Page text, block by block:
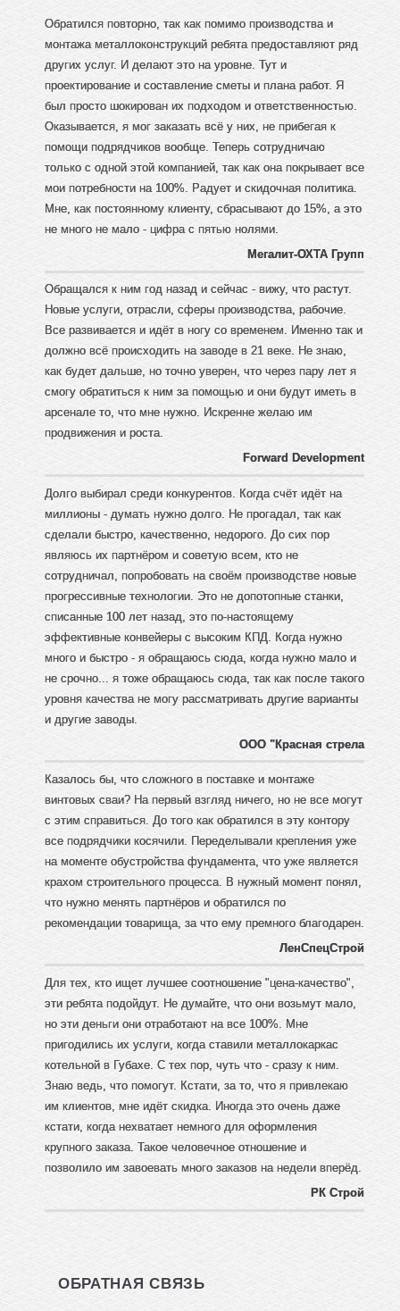
Обратился повторно, так как помимо производства и
монтажа металлоконструкций ребята предоставляют ряд
других услуг. И делают это на уровне. Тут и
проектирование и составление сметы и плана работ. Я
был просто шокирован их подходом и ответственностью.
Оказывается, я мог заказать всё у них, не прибегая к
помощи подрядчиков вообще. Теперь сотрудничаю
только с одной этой компанией, так как она покрывает все
мои потребности на 100%. Радует и скидочная политика.
Мне, как постоянному клиенту, сбрасывают до 15%, а это
не много не мало - цифра с пятью нолями.
Мегалит-ОХТА Групп
Обращался к ним год назад и сейчас - вижу, что растут.
Новые услуги, отрасли, сферы производства, рабочие.
Все развивается и идёт в ногу со временем. Именно так и
должно всё происходить на заводе в 21 веке. Не знаю,
как будет дальше, но точно уверен, что через пару лет я
смогу обратиться к ним за помощью и они будут иметь в
арсенале то, что мне нужно. Искренне желаю им
продвижения и роста.
Forward Development
Долго выбирал среди конкурентов. Когда счёт идёт на
миллионы - думать нужно долго. Не прогадал, так как
сделали быстро, качественно, недорого. До сих пор
являюсь их партнёром и советую всем, кто не
сотрудничал, попробовать на своём производстве новые
прогрессивные технологии. Это не допотопные станки,
списанные 100 лет назад, это по-настоящему
эффективные конвейеры с высоким КПД. Когда нужно
много и быстро - я обращаюсь сюда, когда нужно мало и
не срочно... я тоже обращаюсь сюда, так как после такого
уровня качества не могу рассматривать другие варианты
и другие заводы.
ООО "Красная стрела
Казалось бы, что сложного в поставке и монтаже
винтовых сваи? На первый взгляд ничего, но не все могут
с этим справиться. До того как обратился в эту контору
все подрядчики косячили. Переделывали крепления уже
на моменте обустройства фундамента, что уже является
крахом строительного процесса. В нужный момент понял,
что нужно менять партнёров и обратился по
рекомендации товарища, за что ему премного благодарен.
ЛенСпецСтрой
Для тех, кто ищет лучшее соотношение "цена-качество",
эти ребята подойдут. Не думайте, что они возьмут мало,
но эти деньги они отработают на все 100%. Мне
пригодились их услуги, когда ставили металлокаркас
котельной в Губахе. С тех пор, чуть что - сразу к ним.
Знаю ведь, что помогут. Кстати, за то, что я привлекаю
им клиентов, мне идёт скидка. Иногда это очень даже
кстати, когда нехватает немного для оформления
крупного заказа. Такое человечное отношение и
позволило им завоевать много заказов на недели вперёд.
РК Строй
ОБРАТНАЯ СВЯЗЬ